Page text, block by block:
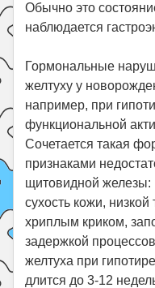
Обычно это
наблюдается
Гормональные
желтуху у
например, при
функциональной
Сочетается такая
признаками
щитовидной
сухость кожи,
хриплым криком,
задержкой
желтуха при
длится до 3-12